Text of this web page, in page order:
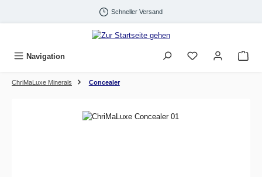
Schneller Versand
Navigation
ChriMaLuxe Minerals Concealer
Bildergalerie überspringen